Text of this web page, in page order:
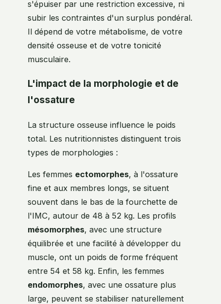
s'épuiser par une restriction excessive, ni
subir les contraintes d'un surplus pondéral.
Il dépend de votre métabolisme, de votre
densité osseuse et de votre tonicité
musculaire.
L'impact de la morphologie et de
l'ossature
La structure osseuse influence le poids
total. Les nutritionnistes distinguent trois
types de morphologies :
Les femmes ectomorphes, à l'ossature
fine et aux membres longs, se situent
souvent dans le bas de la fourchette de
l'IMC, autour de 48 à 52 kg. Les profils
mésomorphes, avec une structure
équilibrée et une facilité à développer du
muscle, ont un poids de forme fréquent
entre 54 et 58 kg. Enfin, les femmes
endomorphes, avec une ossature plus
large, peuvent se stabiliser naturellement